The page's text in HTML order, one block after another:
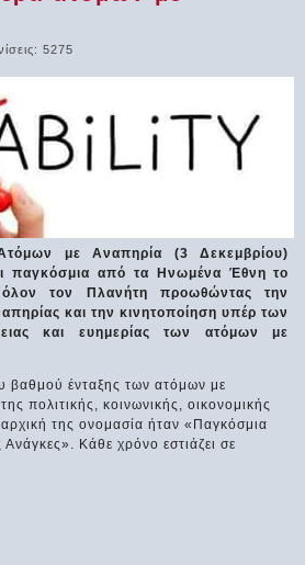
5275
με Αναπηρία (3 Δεκεμβρίου)
παγκόσμια από τα Ηνωμένα Έθνη το
τον Πλανήτη προωθώντας την
και την κινητοποίηση υπέρ των
και ευημερίας των ατόμων με
βαθμού ένταξης των ατόμων με
πολιτικής, κοινωνικής, οικονομικής
αρχική της ονομασία ήταν «Παγκόσμια
Κάθε χρόνο εστιάζει σε